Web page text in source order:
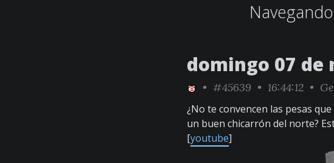
domingo 07 de
• #45639 • 16:44:12 •
¿No te convencen las pesas
un buen chicarrón del norte?
[youtube]